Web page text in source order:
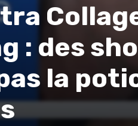
: des
la